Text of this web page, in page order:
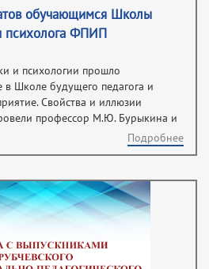
обучающимся Школы
психолога ФПИП
и психологии прошло
в Школе будущего педагога и
Свойства и иллюзии
профессор М.Ю. Бурыкина и
Подробнее